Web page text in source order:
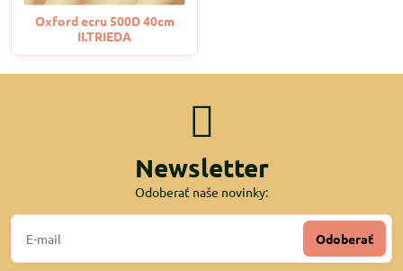
Oxford ecru 500D 40cm
II.TRIEDA
Newsletter
Odoberať naše novinky:
Odoberať